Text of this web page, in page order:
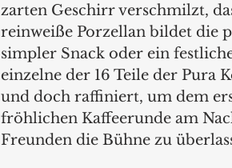
zarten Geschirr verschmilzt,
reinweiße Porzellan bildet die
simpler Snack oder ein
einzelne der 16 Teile der Pura
und doch raffiniert, um dem
fröhlichen Kaffeerunde am
Freunden die Bühne zu